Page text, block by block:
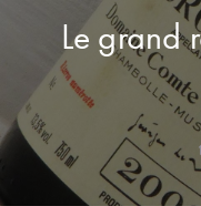
Le grand